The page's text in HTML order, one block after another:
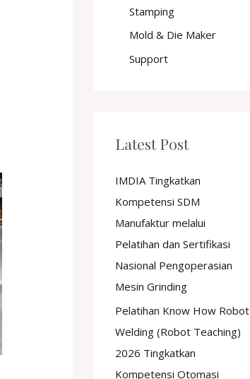
Stamping
Mold & Die Maker
Support
Latest Post
IMDIA Tingkatkan
Kompetensi SDM
Manufaktur melalui
Pelatihan dan Sertifikasi
Nasional Pengoperasian
Mesin Grinding
Pelatihan Know How Robot
Welding (Robot Teaching)
2026 Tingkatkan
Kompetensi Otomasi